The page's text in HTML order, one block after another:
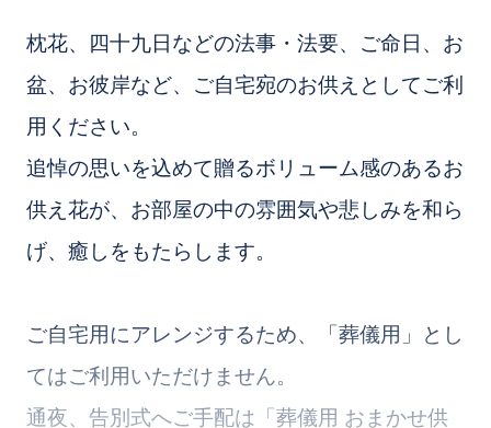
枕花、四十九日などの法事・法要、ご命日、お
盆、お彼岸など、ご自宅宛のお供えとしてご利
用ください。
追悼の思いを込めて贈るボリューム感のあるお
供え花が、お部屋の中の雰囲気や悲しみを和ら
げ、癒しをもたらします。
ご自宅用にアレンジするため、「葬儀用」とし
てはご利用いただけません。
通夜、告別式へご手配は「葬儀用 おまかせ供